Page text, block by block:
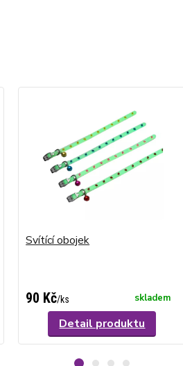
Svítící obojek
90 Kč/ks skladem
Detail produktu